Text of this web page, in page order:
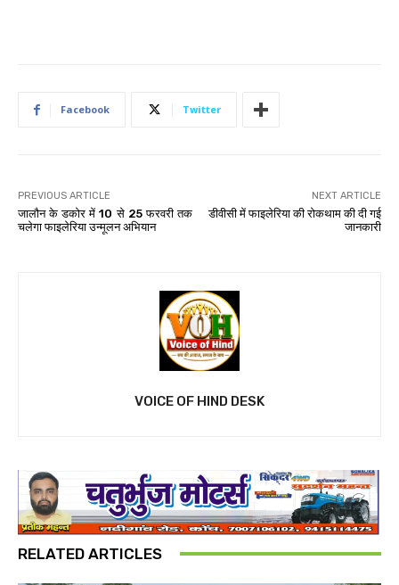
Facebook Twitter
PREVIOUS ARTICLE
जालौन के डकोर में 10 से 25 फरवरी तक
चलेगा फाइलेरिया उन्मूलन अभियान
NEXT ARTICLE
डीवीसी में फाइलेरिया की रोकथाम की दी गई
जानकारी
VOICE OF HIND DESK
RELATED ARTICLES